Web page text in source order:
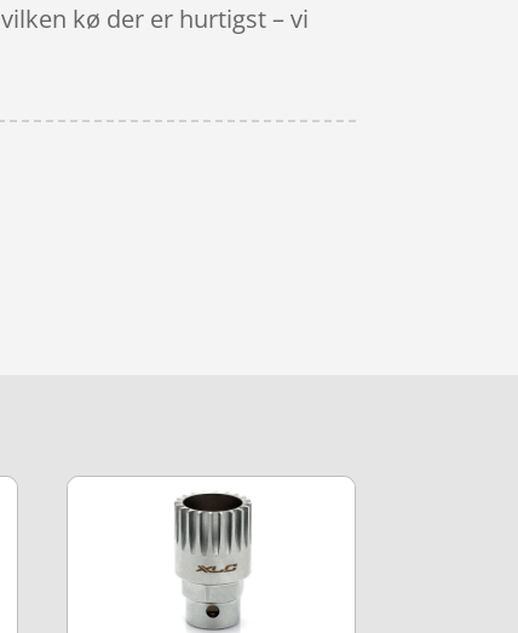
kø der er hurtigst – vi